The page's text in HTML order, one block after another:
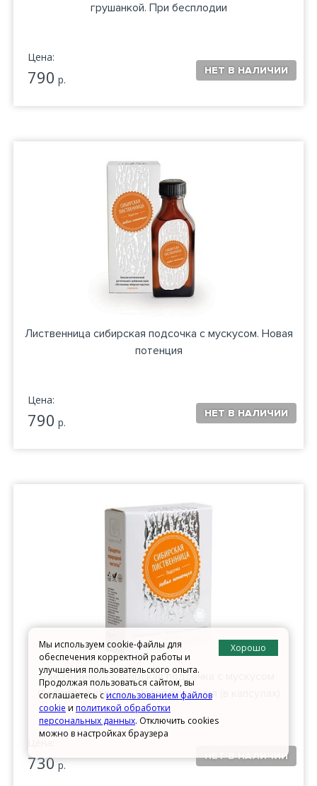
грушанкой. При бесплодии
Цена:
790 р.
Лиственница сибирская подсочка с мускусом. Новая
потенция
Цена:
790 р.
Лиственница сибирская подсочка с мускусом
(бобровой струёй). Новая потенция (в капсулах)
730 р.
Мы используем cookie-файлы для
обеспечения корректной работы и
улучшения пользовательского опыта.
Продолжая пользоваться сайтом, вы
соглашаетесь сиспользованием файлов
cookie и политикой обработки
персональных данных. Отключить cookies
можно в настройках браузера
Хорошо